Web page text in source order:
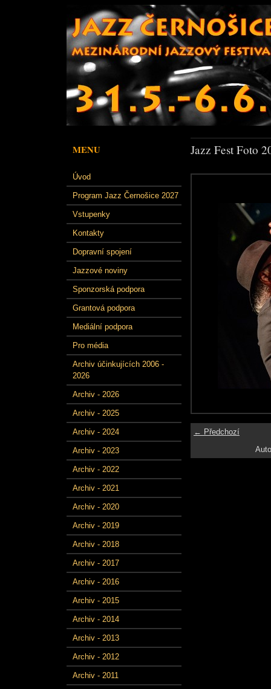
MENU
Úvod
Program Jazz Černošice 2027
Vstupenky
Kontakty
Dopravní spojení
Jazzové noviny
Sponzorská podpora
Grantová podpora
Mediální podpora
Pro média
Archiv účinkujících 2006 -
2026
Archiv - 2026
Archiv - 2025
Archiv - 2024
Archiv - 2023
Archiv - 2022
Archiv - 2021
Archiv - 2020
Archiv - 2019
Archiv - 2018
Archiv - 2017
Archiv - 2016
Archiv - 2015
Archiv - 2014
Archiv - 2013
Archiv - 2012
Archiv - 2011
Jazz Fest Foto
← Předchozí